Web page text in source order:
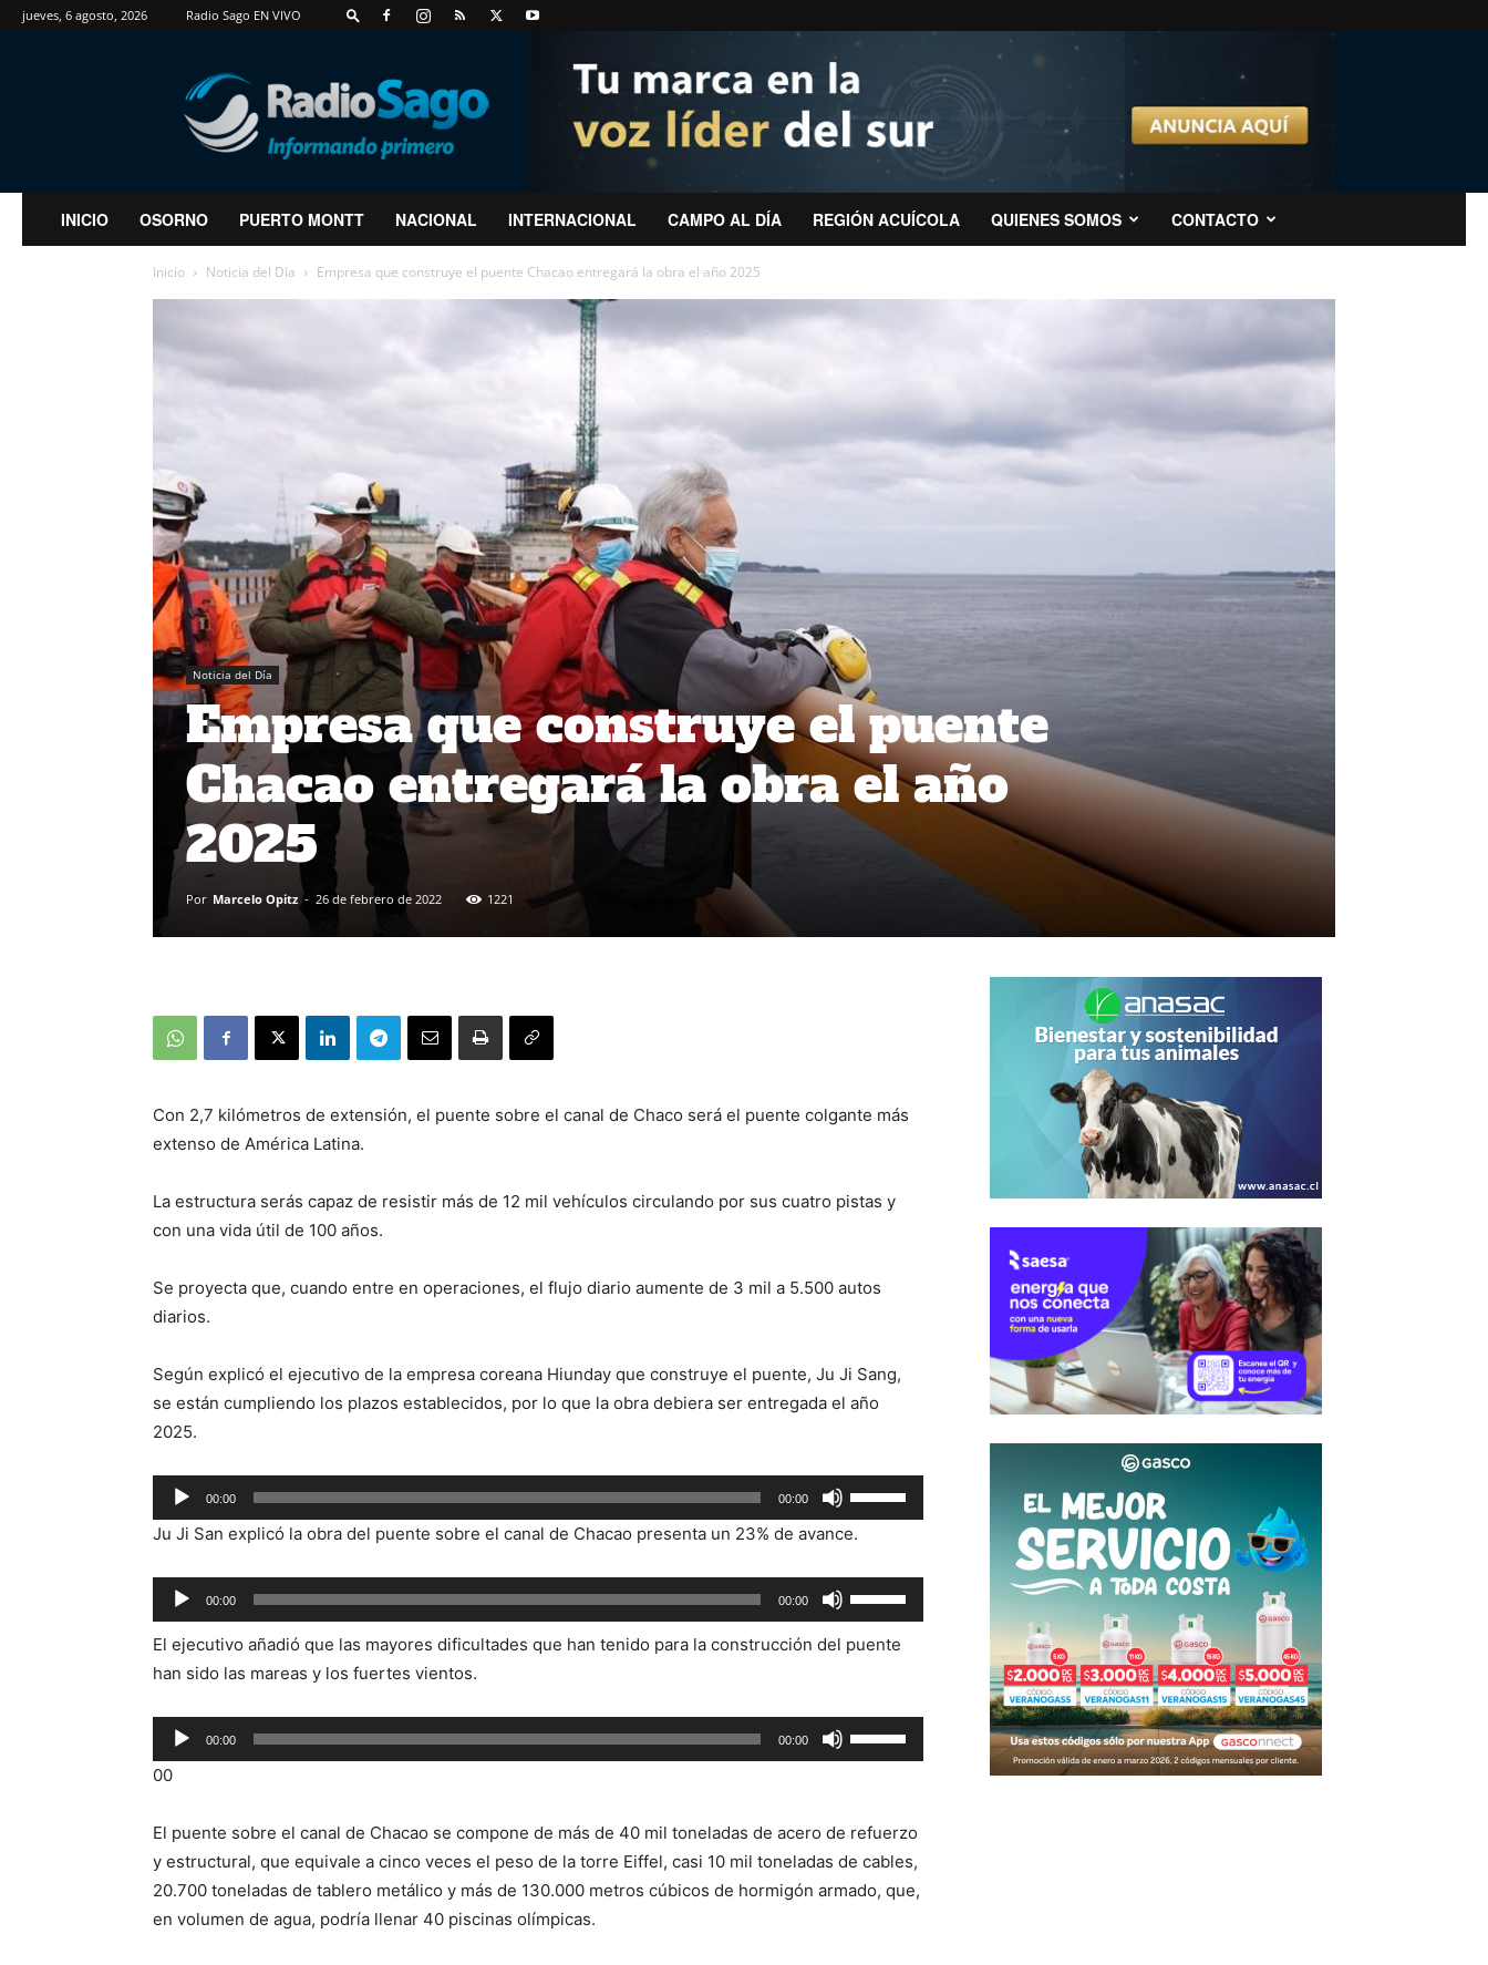
jueves, 6 agosto, 2026 Radio Sago EN VIVO
RadioSago
INICIO OSORNO PUERTO MONTT NACIONAL INTERNACIONAL CAMPO AL DÍA REGIÓN ACUÍCOLA QUIENES SOMOS CONTACTO
Inicio Noticia del Día Empresa que construye el puente Chacao entregará la obra el año 2025
Noticia del Día
Empresa que construye el puente
Chacao entregará la obra el año
2025
Por Marcelo Opitz - 26 de febrero de 2022 1221
Con 2,7 kilómetros de extensión, el puente sobre el canal de Chaco será el puente colgante más
extenso de América Latina.
La estructura serás capaz de resistir más de 12 mil vehículos circulando por sus cuatro pistas y
con una vida útil de 100 años.
Se proyecta que, cuando entre en operaciones, el flujo diario aumente de 3 mil a 5.500 autos
diarios.
Según explicó el ejecutivo de la empresa coreana Hiunday que construye el puente, Ju Ji Sang,
se están cumpliendo los plazos establecidos, por lo que la obra debiera ser entregada el año
2025.
Reproductor
de
audio
00:00 00:00
las
teclas
de
flecha
o
disminuir
Ju Ji San explicó la obra del puente sobre el canal de Chacao presenta un 23% de avance.
Reproductor
de
audio
00:00 00:00
las
teclas
arriba/abajo
para
El ejecutivo añadió que las mayores dificultades que han tenido para la construcción del puente
han sido las mareas y los fuertes vientos.
Reproductor
de
audio
00:00 00:00
las
flecha
arriba/abajo
para
00
El puente sobre el canal de Chacao se compone de más de 40 mil toneladas de acero de refuerzo
y estructural, que equivale a cinco veces el peso de la torre Eiffel, casi 10 mil toneladas de cables,
20.700 toneladas de tablero metálico y más de 130.000 metros cúbicos de hormigón armado, que,
en volumen de agua, podría llenar 40 piscinas olímpicas.